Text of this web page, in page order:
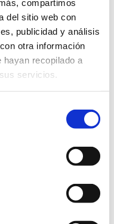
compartimos
del sitio web con
publicidad y análisis
otra información
recopilado a
servicios.